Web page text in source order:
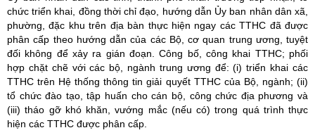
chức triển khai, đồng thời chỉ đạo, hướng dẫn Ủy ban nhân dân xã,
phường, đặc khu trên địa bàn thực hiện ngay các TTHC đã được
phân cấp theo hướng dẫn của các Bộ, cơ quan trung ương, tuyệt
đối không để xảy ra gián đoạn. Công bố, công khai TTHC; phối
hợp chặt chẽ với các bộ, ngành trung ương để: (i) triển khai các
TTHC trên Hệ thống thông tin giải quyết TTHC của Bộ, ngành; (ii)
tổ chức đào tạo, tập huấn cho cán bộ, công chức địa phương và
(iii) tháo gỡ khó khăn, vướng mắc (nếu có) trong quá trình thực
hiện các TTHC được phân cấp.